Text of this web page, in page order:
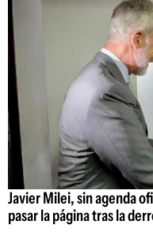
Javier Milei, sin agenda
pasar la página tras la